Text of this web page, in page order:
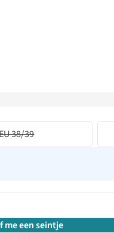
38/39
me een seintje